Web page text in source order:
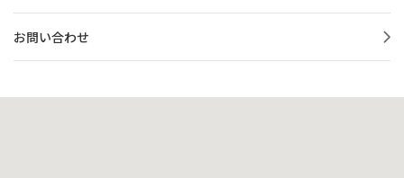
お問い合わせ